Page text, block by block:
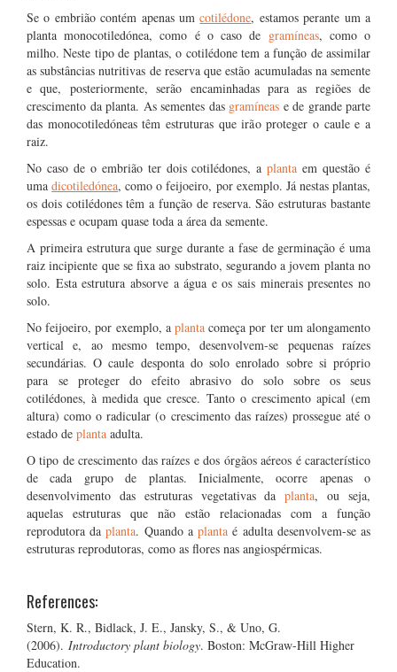
Se o embrião contém apenas umcotilédone, estamos perante um a
planta monocotiledónea, como é o caso de gramíneas, como o
milho. Neste tipo de plantas, o cotilédone tem a função de assimilar
as substâncias nutritivas de reserva que estão acumuladas na semente
e que, posteriormente, serão encaminhadas para as regiões de
crescimento da planta. As sementes das gramíneas e de grande parte
das monocotiledóneas têm estruturas que irão proteger o caule e a
raiz.
No caso de o embrião ter dois cotilédones, aplanta em questão é
umadicotiledónea, como o feijoeiro, por exemplo. Já nestas plantas,
os dois cotilédones têm a função de reserva. São estruturas bastante
espessas e ocupam quase toda a área da semente.
A primeira estrutura que surge durante a fase de germinação é uma
raiz incipiente que se fixa ao substrato, segurando a jovem planta no
solo. Esta estrutura absorve a água e os sais minerais presentes no
solo.
No feijoeiro, por exemplo, a planta começa por ter um alongamento
vertical e, ao mesmo tempo, desenvolvem-se pequenas raízes
secundárias. O caule desponta do solo enrolado sobre si próprio
para se proteger do efeito abrasivo do solo sobre os seus
cotilédones, à medida que cresce. Tanto o crescimento apical (em
altura) como o radicular (o crescimento das raízes) prossegue até o
estado de planta adulta.
O tipo de crescimento das raízes e dos órgãos aéreos é característico
de cada grupo de plantas. Inicialmente, ocorre apenas o
desenvolvimento das estruturas vegetativas daplanta, ou seja,
aquelas estruturas que não estão relacionadas com a função
reprodutora daplanta. Quando aplanta é adulta desenvolvem-se as
estruturas reprodutoras, como as flores nas angiospérmicas.
References:
Stern, K. R., Bidlack, J. E., Jansky, S., & Uno, G.
(2006). Introductory plant biology. Boston: McGraw-Hill Higher
Education.